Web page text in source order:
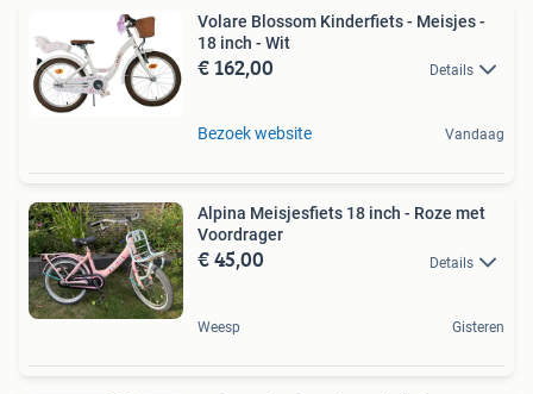
Volare Blossom Kinderfiets - Meisjes -
18 inch - Wit
€ 162,00 Details
Bezoek website Vandaag
Alpina Meisjesfiets 18 inch - Roze met
Voordrager
€ 45,00 Details
Weesp Gisteren